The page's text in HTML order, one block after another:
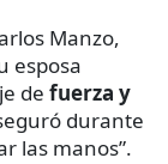
Manzo,
esposa
de fuerza y
durante
las manos”.